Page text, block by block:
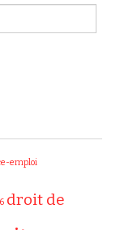
emploi
droit de